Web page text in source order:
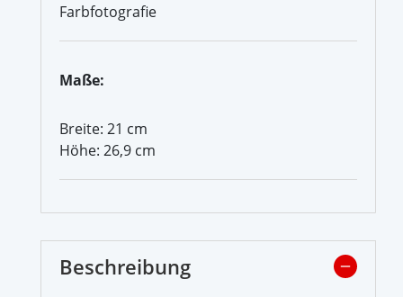
Farbfotografie
Maße:
Breite: 21 cm
Höhe: 26,9 cm
Beschreibung